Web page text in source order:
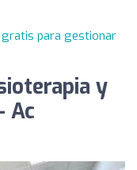
gratis para gestionar
y
Ac